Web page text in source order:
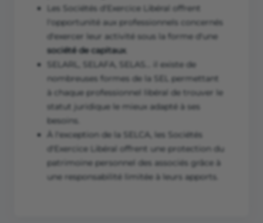
Les Sociétés d'Exercice Libéral offrent
l'opportunité aux professionnels concernés
d'exercer leur activité sous la forme d'une
société de capitaux.
SELARL, SELAFA, SELAS… il existe de
nombreuses formes de la SEL permettant
à chaque professionnel libéral de trouver le
statut juridique le mieux adapté à ses
besoins.
À l'exception de la SELCA, les Sociétés
d'Exercice Libéral offrent une protection du
patrimoine personnel des associés grâce à
une responsabilité limitée à leurs apports.